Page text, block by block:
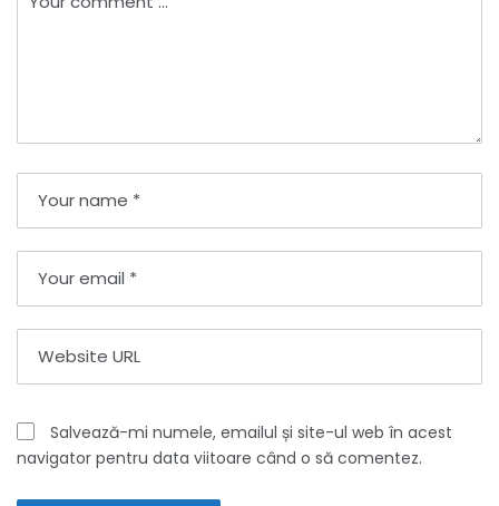
Salvează-mi numele, emailul și site-ul web în acest
navigator pentru data viitoare când o să comentez.